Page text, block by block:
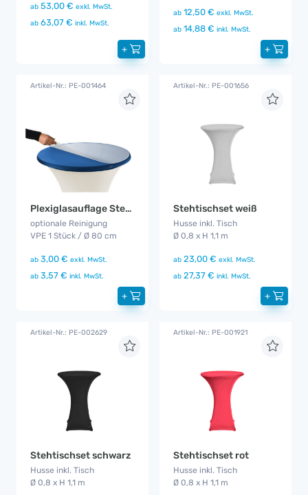
ab 53,00 € exkl. MwSt.
ab 63,07 € inkl. MwSt.
+
ab 12,50 € exkl. MwSt.
ab 14,88 € inkl. MwSt.
+
Artikel-Nr.: PE-001464
Plexiglasauflage Stehtisch
optionale Reinigung
VPE 1 Stück / Ø 80 cm
ab 3,00 € exkl. MwSt.
ab 3,57 € inkl. MwSt.
+
Artikel-Nr.: PE-001656
Stehtischset weiß
Husse inkl. Tisch
Ø 0,8 x H 1,1 m
ab 23,00 € exkl. MwSt.
ab 27,37 € inkl. MwSt.
+
Artikel-Nr.: PE-002629
Stehtischset schwarz
Husse inkl. Tisch
Ø 0,8 x H 1,1 m
Artikel-Nr.: PE-001921
Stehtischset rot
Husse inkl. Tisch
Ø 0,8 x H 1,1 m